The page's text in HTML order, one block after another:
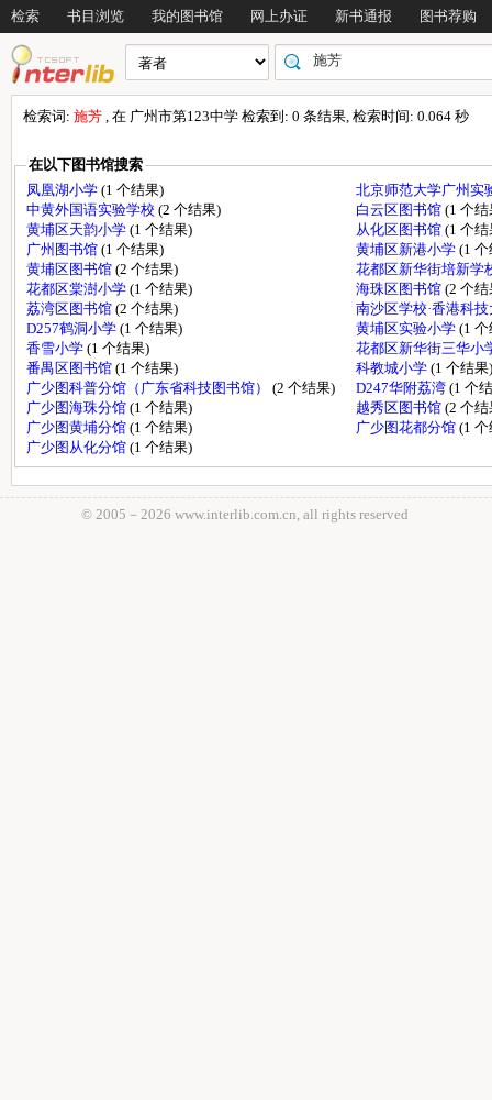
检索 书目浏览 我的图书馆 网上办证 新书通报 图书荐购
检索词: 施芳 , 在 广州市第123中学 检索到: 0 条结果, 检索时间: 0.064 秒
在以下图书馆搜索
凤凰湖小学 (1 个结果)
北京师范大学广州实
中黄外国语实验学校 (2 个结果) 白云区图书馆 (1 个结
黄埔区天韵小学 (1 个结果) 从化区图书馆 (1 个结
广州图书馆 (1 个结果) 黄埔区新港小学 (1
黄埔区图书馆 (2 个结果)
花都区新华街培新学
花都区棠澍小学 (1 个结果) 海珠区图书馆 (2 个结
荔湾区图书馆 (2 个结果)
南沙区学校·香港科
D257鹤洞小学 (1 个结果) 黄埔区实验小学 (1
香雪小学 (1 个结果)
花都区新华街三华小
番禺区图书馆 (1 个结果) 科教城小学 (1 个结果)
广少图科普分馆（广东省科技图书馆） (2 个结果) D247华附荔湾 (1 个
广少图海珠分馆 (1 个结果) 越秀区图书馆 (2 个结
广少图黄埔分馆 (1 个结果) 广少图花都分馆 (1
广少图从化分馆 (1 个结果)
© 2005－ 2026 www.interlib.com.cn, all rights reserved